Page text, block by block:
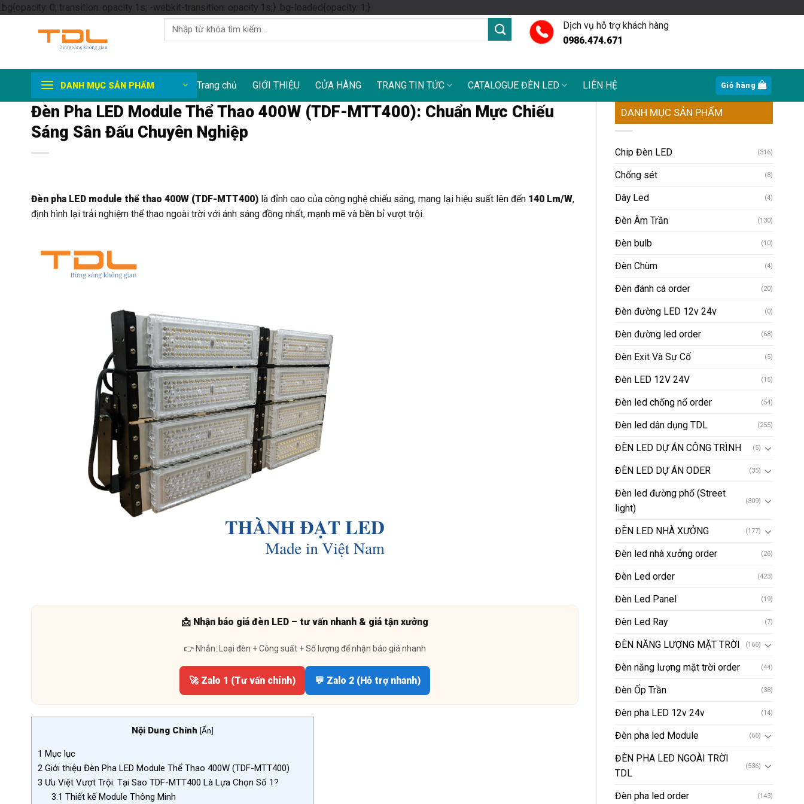
.bg{opacity: 0; transition: opacity 1s; -webkit-transition: opacity 1s;} .bg-loaded{opacity: 1;}Skip
to
Tìm
kiếm:
Dịch vụ hỗ trợ khách hàng
0986.474.671
DANH MỤC SẢN PHẨM Trang chủ GIỚI THIỆU CỬA HÀNG TRANG TIN TỨC CATALOGUE ĐÈN LED LIÊN HỆ Giỏ hàng
Đèn Pha LED Module Thể Thao 400W (TDF-MTT400): Chuẩn Mực Chiếu
Sáng Sân Đấu Chuyên Nghiệp
Đèn pha LED module thể thao 400W (TDF-MTT400) là đỉnh cao của công nghệ chiếu sáng, mang lại hiệu suất lên đến 140 Lm/W,
định hình lại trải nghiệm thể thao ngoài trời với ánh sáng đồng nhất, mạnh mẽ và bền bỉ vượt trội.
📩 Nhận báo giá đèn LED – tư vấn nhanh & giá tận xưởng
👉 Nhắn: Loại đèn + Công suất + Số lượng để nhận báo giá nhanh
🚀 Zalo 1 (Tư vấn chính) 💬 Zalo 2 (Hỗ trợ nhanh)
Nội Dung Chính [Ẩn]
1 Mục lục
2 Giới thiệu Đèn Pha LED Module Thể Thao 400W (TDF-MTT400)
3 Ưu Việt Vượt Trội: Tại Sao TDF-MTT400 Là Lựa Chọn Số 1?
3.1 Thiết kế Module Thông Minh
DANH MỤC SẢN PHẨM
Chip Đèn LED (316)
Chống sét (8)
Dây Led (4)
Đèn Âm Trần (130)
Đèn bulb (10)
Đèn Chùm (4)
Đèn đánh cá order (20)
Đèn đường LED 12v 24v (0)
Đèn đường led order (68)
Đèn Exit Và Sự Cố (5)
Đèn LED 12V 24V (15)
Đèn led chống nổ order (54)
Đèn led dân dụng TDL (255)
ĐÈN LED DỰ ÁN CÔNG TRÌNH (5)
ĐÈN LED DỰ ÁN ODER (35)
Đèn led đường phố (Street
light)
(309)
ĐÈN LED NHÀ XƯỞNG (177)
Đèn led nhà xưởng order (26)
Đèn Led order (423)
Đèn Led Panel (19)
Đèn Led Ray (7)
ĐÈN NĂNG LƯỢNG MẶT TRỜI (166)
Đèn năng lượng mặt trời order (44)
Đèn Ốp Trần (38)
Đèn pha LED 12v 24v (14)
Đèn pha led Module (66)
ĐÈN PHA LED NGOÀI TRỜI
TDL
(536)
Đèn pha led order (143)